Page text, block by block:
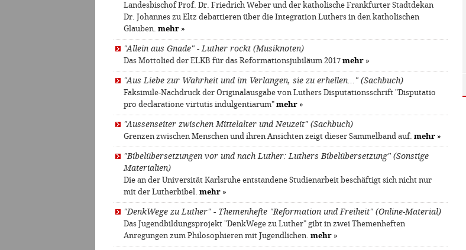
Landesbischof Prof. Dr. Friedrich Weber und der katholische Frankfurter Stadtdekan
Dr. Johannes zu Eltz debattieren über die Integration Luthers in den katholischen
Glauben. mehr »
"Allein aus Gnade" - Luther rockt (Musiknoten)
Das Mottolied der ELKB für das Reformationsjubiläum 2017 mehr »
"Aus Liebe zur Wahrheit und im Verlangen, sie zu erhellen…" (Sachbuch)
Faksimile-Nachdruck der Originalausgabe von Luthers Disputationsschrift "Disputatio
pro declaratione virtutis indulgentiarum" mehr »
"Aussenseiter zwischen Mittelalter und Neuzeit" (Sachbuch)
Grenzen zwischen Menschen und ihren Ansichten zeigt dieser Sammelband auf. mehr »
"Bibelübersetzungen vor und nach Luther: Luthers Bibelübersetzung" (Sonstige
Materialien)
Die an der Universität Karlsruhe entstandene Studienarbeit beschäftigt sich nicht nur
mit der Lutherbibel. mehr »
"DenkWege zu Luther" - Themenhefte "Reformation und Freiheit" (Online-Material)
Das Jugendbildungsprojekt "DenkWege zu Luther" gibt in zwei Themenheften
Anregungen zum Philosophieren mit Jugendlichen. mehr »